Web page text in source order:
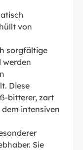
von
sorgfältige
werden
Diese
bitterer, zart
intensiven
Sie